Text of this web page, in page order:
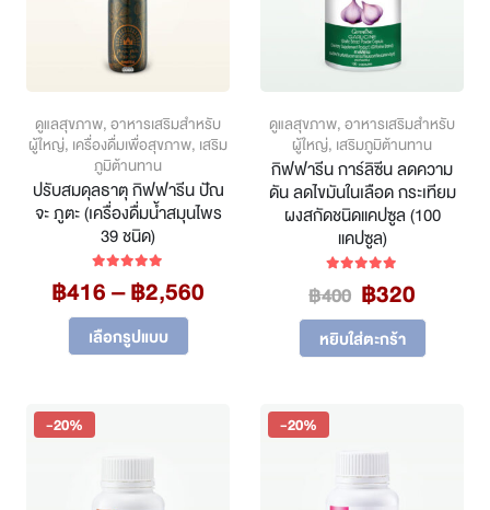
page
ดูแลสุขภาพ,อาหารเสริมสำหรับ
ผู้ใหญ่, เครื่องดื่มเพื่อสุขภาพ, เสริม
ภูมิต้านทาน
ปรับสมดุลธาตุ กิฟฟารีน ปัณ
จะ ภูตะ (เครื่องดื่มน้ำสมุนไพร
39 ชนิด)
฿416–฿2,560
เลือกรูปแบบ
This
product
ดูแลสุขภาพ,อาหารเสริมสำหรับ
ผู้ใหญ่, เสริมภูมิต้านทาน
กิฟฟารีน การ์ลิซีน ลดความ
ดัน ลดไขมันในเลือด กระเทียม
ผงสกัดชนิดแคปซูล (100
แคปซูล)
฿400 Original
price
was:
฿400.
฿320
price
฿320.
หยิบใส่ตะกร้า
-20% -20%